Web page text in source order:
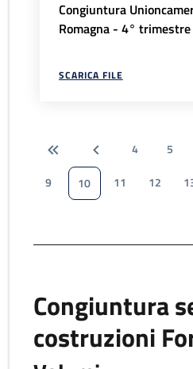
Congiuntura
Romagna - 4°
SCARICA FILE
4 5
9
10 11 12
Congiuntura
costruzioni